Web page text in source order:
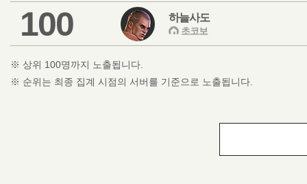
100 하늘사도
초코보
※ 상위 100명까지 노출됩니다.
※ 순위는 최종 집계 시점의 서버를 기준으로 노출됩니다.